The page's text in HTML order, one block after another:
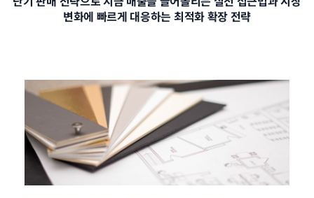
PORTFOLIO
CONTACT
정부지원사업
변화에 빠르게 대응하는 최적화 확장 전략